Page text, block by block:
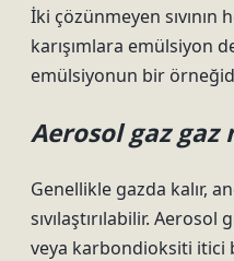
İki çözünmeyen sıvının
karışımlara emülsiyon
emülsiyonun bir
Aerosol gaz gaz
Genellikle gazda kalır,
sıvılaştırılabilir.
veya karbondioksiti itici